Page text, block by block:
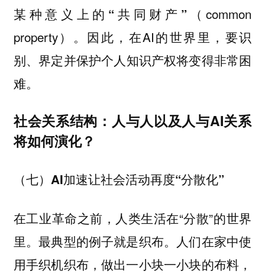
某种意义上的“共同财产” （common
property） 。 因此，在AI的世界里，要识
别、界定并保护个人知识产权将变得非常困
难。
社会关系结构：人与人以及人与AI关系
将如何演化？
（七）AI加速让社会活动再度“分散化”
在工业革命之前，人类生活在“分散”的世界
里。最典型的例子就是织布。人们在家中使
用手织机织布，做出一小块一小块的布料，